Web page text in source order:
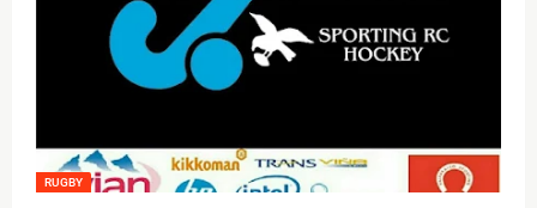
RUGBY